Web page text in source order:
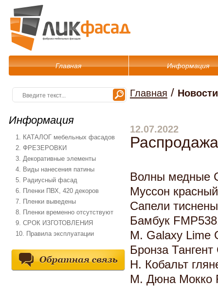
Главная Информация
Информация
1. КАТАЛОГ мебельных фасадов
2. ФРЕЗЕРОВКИ
3. Декоративные элементы
4. Виды нанесения патины
5. Радиусный фасад
6. Пленки ПВХ, 420 декоров
7. Пленки выведены
8. Пленки временно отсутствуют
9. СРОК ИЗГОТОВЛЕНИЯ
10. Правила эксплуатации
Главная /
12.07.2022
Волны медные
Муссон
Сапели
Бамбук
М. Galaxy Lime
Бронза Тангент
Н. Кобальт
М. Дюна Мокко